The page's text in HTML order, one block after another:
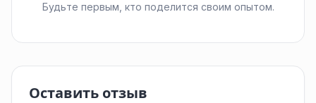
Будьте первым, кто поделится своим опытом.
Оставить отзыв